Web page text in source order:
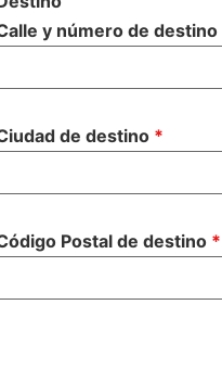
y número de destino
de destino *
Postal de destino *